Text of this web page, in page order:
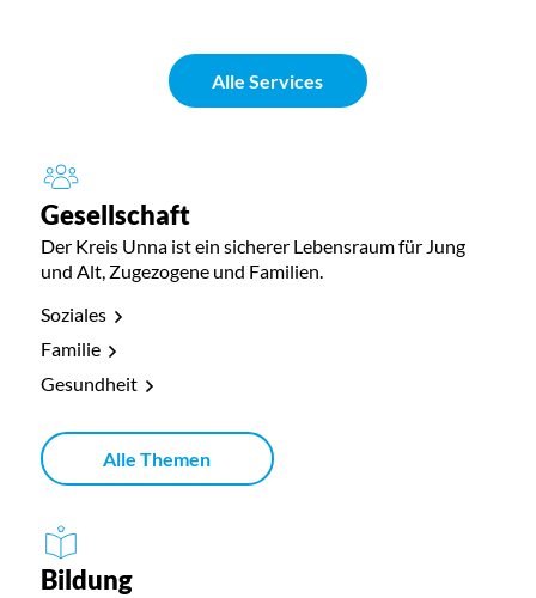
Alle Services
Gesellschaft
Der Kreis Unna ist ein sicherer Lebensraum für Jung
und Alt, Zugezogene und Familien.
Soziales
Familie
Gesundheit
Alle Themen
Bildung